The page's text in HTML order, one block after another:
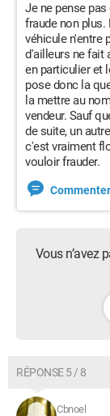
Je ne pense
fraude non plus.
véhicule n'entre
d'ailleurs ne fait
en particulier et
pose donc la
la mettre au
vendeur. Sauf
de suite, un
c'est vraiment
vouloir frauder.
Commenter
Vous n’avez
RÉPONSE 5 / 8
Cbnoel